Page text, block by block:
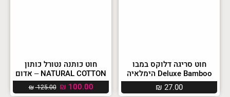
חוט סריגה דלוקס במבו
Deluxe Bamboo הימלאיה
₪ 27.00
חוט כותנה נטורל כותון
NATURAL COTTON – אדום
₪125.00 ₪ 100.00